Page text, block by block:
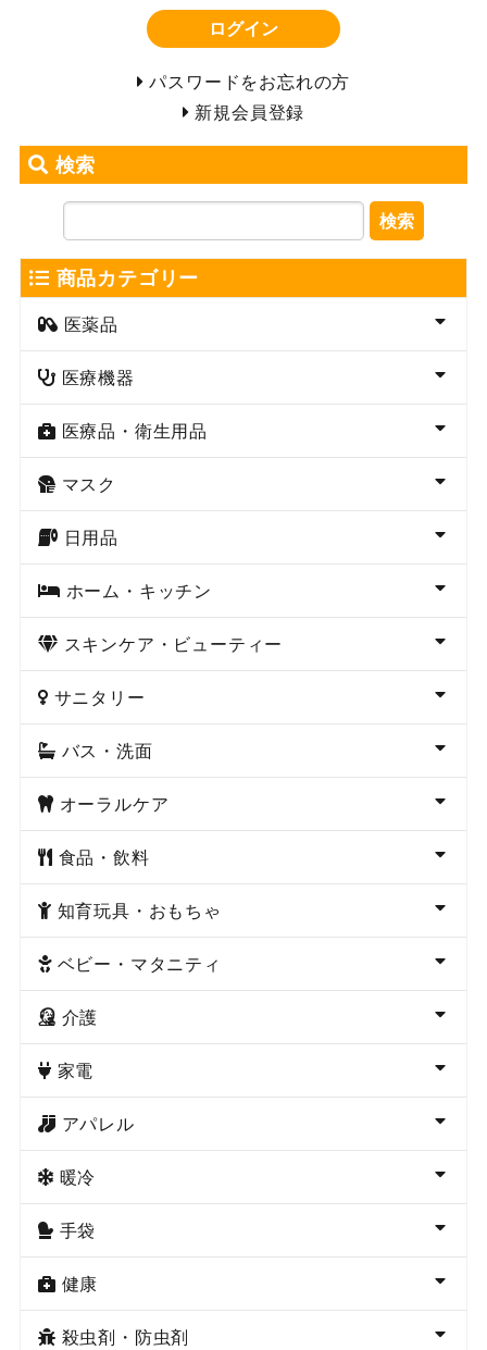
ログイン
パスワードをお忘れの方
新規会員登録
検索
検索
商品カテゴリー
医薬品
医療機器
医療品・衛生用品
マスク
日用品
ホーム・キッチン
スキンケア・ビューティー
サニタリー
バス・洗面
オーラルケア
食品・飲料
知育玩具・おもちゃ
ベビー・マタニティ
介護
家電
アパレル
暖冷
手袋
健康
殺虫剤・防虫剤